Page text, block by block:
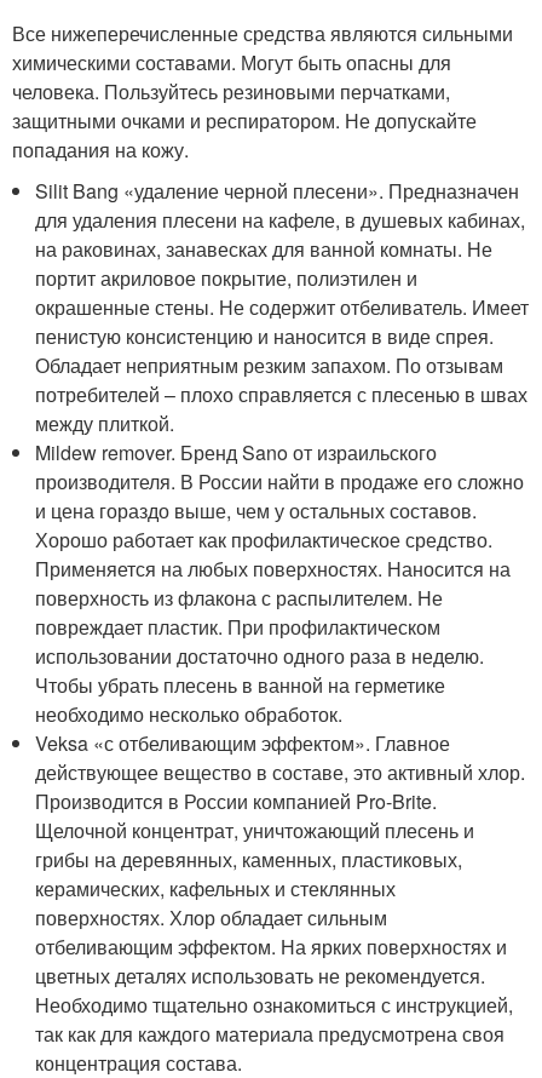
Все нижеперечисленные средства являются сильными
химическими составами. Могут быть опасны для
человека. Пользуйтесь резиновыми перчатками,
защитными очками и респиратором. Не допускайте
попадания на кожу.
Silit Bang «удаление черной плесени». Предназначен
для удаления плесени на кафеле, в душевых кабинах,
на раковинах, занавесках для ванной комнаты. Не
портит акриловое покрытие, полиэтилен и
окрашенные стены. Не содержит отбеливатель. Имеет
пенистую консистенцию и наносится в виде спрея.
Обладает неприятным резким запахом. По отзывам
потребителей – плохо справляется с плесенью в швах
между плиткой.
Mildew remover. Бренд Sano от израильского
производителя. В России найти в продаже его сложно
и цена гораздо выше, чем у остальных составов.
Хорошо работает как профилактическое средство.
Применяется на любых поверхностях. Наносится на
поверхность из флакона с распылителем. Не
повреждает пластик. При профилактическом
использовании достаточно одного раза в неделю.
Чтобы убрать плесень в ванной на герметике
необходимо несколько обработок.
Veksa «с отбеливающим эффектом». Главное
действующее вещество в составе, это активный хлор.
Производится в России компанией Pro-Brite.
Щелочной концентрат, уничтожающий плесень и
грибы на деревянных, каменных, пластиковых,
керамических, кафельных и стеклянных
поверхностях. Хлор обладает сильным
отбеливающим эффектом. На ярких поверхностях и
цветных деталях использовать не рекомендуется.
Необходимо тщательно ознакомиться с инструкцией,
так как для каждого материала предусмотрена своя
концентрация состава.